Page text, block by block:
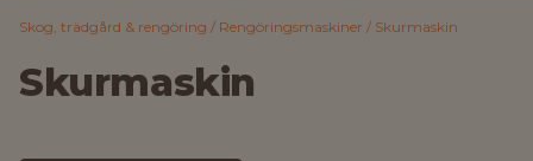
Skog, trädgård & rengöring Rengöringsmaskiner Skurmaskin
Skurmaskin